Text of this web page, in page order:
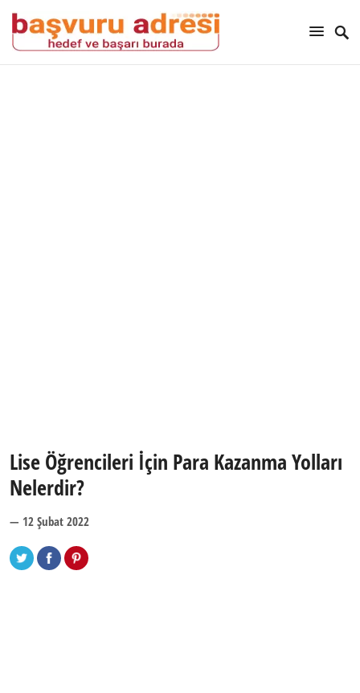
Lise Öğrencileri İçin Para Kazanma Yolları
Nelerdir?
— 12 Şubat 2022